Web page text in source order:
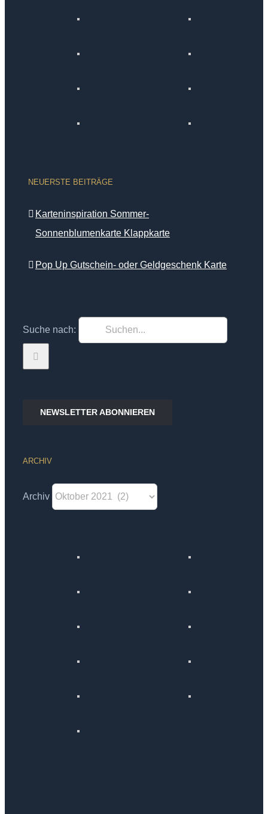
NEUERSTE BEITRÄGE
Karteninspiration Sommer-
Sonnenblumenkarte Klappkarte
Pop Up Gutschein- oder Geldgeschenk Karte
Suche nach:
NEWSLETTER ABONNIEREN
ARCHIV
Archiv